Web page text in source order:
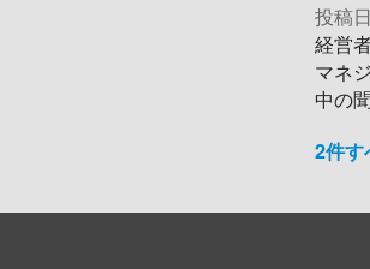
投稿
経営
マネ
中の
2件